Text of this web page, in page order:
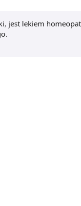
jest lekiem